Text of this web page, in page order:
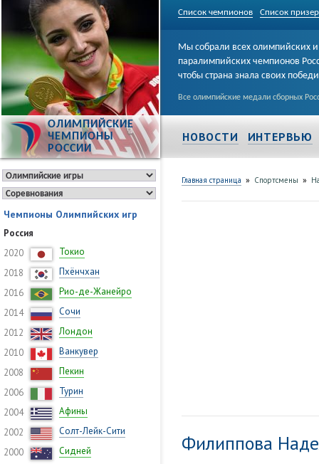
Список чемпионов Список
ОЛИМПИЙСКИЕ
ЧЕМПИОНЫ
РОССИИ
Мы собрали всех олимпийских и
паралимпийских чемпионов
чтобы страна знала своих
Все олимпийские медали сборных
НОВОСТИ ИНТЕРВЬЮ
Чемпионы Олимпийских игр
Россия
2020
Токио
2018
Пхёнчхан
2016
Рио-де-Жанейро
2014
Сочи
2012
Лондон
2010
Ванкувер
2008
Пекин
2006
Турин
2004
Афины
2002
Солт-Лейк-Сити
2000
Сидней
Главная страница » Спортсмены »
Филиппова